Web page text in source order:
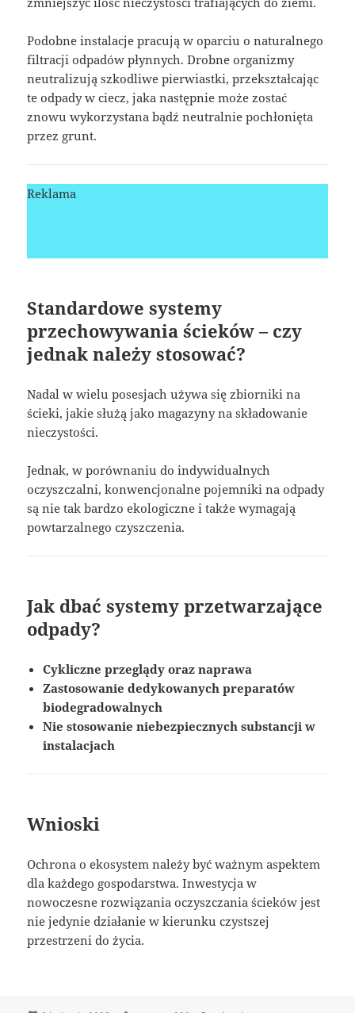
Podobne instalacje pracują w oparciu o naturalnego
filtracji odpadów płynnych. Drobne organizmy
neutralizują szkodliwe pierwiastki, przekształcając
te odpady w ciecz, jaka następnie może zostać
znowu wykorzystana bądź neutralnie pochłonięta
przez grunt.
Reklama
Standardowe systemy
przechowywania ścieków – czy
jednak należy stosować?
Nadal w wielu posesjach używa się zbiorniki na
ścieki, jakie służą jako magazyny na składowanie
nieczystości.
Jednak, w porównaniu do indywidualnych
oczyszczalni, konwencjonalne pojemniki na odpady
są nie tak bardzo ekologiczne i także wymagają
powtarzalnego czyszczenia.
Jak dbać systemy przetwarzające
odpady?
Cykliczne przeglądy oraz naprawa
Zastosowanie dedykowanych preparatów
biodegradowalnych
Nie stosowanie niebezpiecznych substancji w
instalacjach
Wnioski
Ochrona o ekosystem należy być ważnym aspektem
dla każdego gospodarstwa. Inwestycja w
nowoczesne rozwiązania oczyszczania ścieków jest
nie jedynie działanie w kierunku czystszej
przestrzeni do życia.